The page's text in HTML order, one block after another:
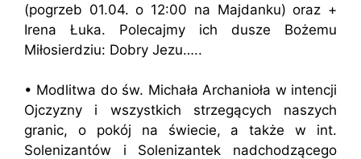
(pogrzeb 01.04. o 12:00 na Majdanku) oraz +
Irena Łuka. Polecajmy ich dusze Bożemu
Miłosierdziu: Dobry Jezu…..
• Modlitwa do św. Michała Archanioła w intencji
Ojczyzny i wszystkich strzegących naszych
granic, o pokój na świecie, a także w int.
Solenizantów i Solenizantek nadchodzącego